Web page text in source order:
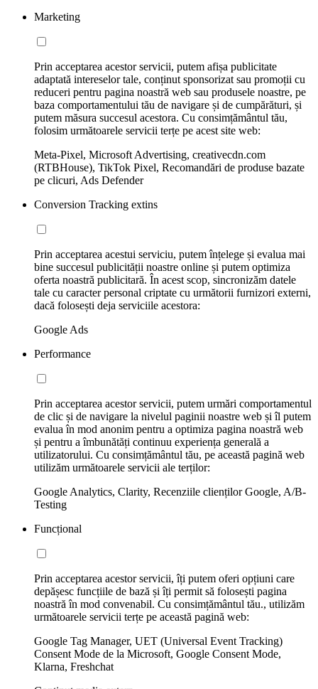
Marketing
Prin acceptarea acestor servicii, putem afișa publicitate
adaptată intereselor tale, conținut sponsorizat sau promoții cu
reduceri pentru pagina noastră web sau produsele noastre, pe
baza comportamentului tău de navigare și de cumpărături, și
putem măsura succesul acestora. Cu consimțământul tău,
folosim următoarele servicii terțe pe acest site web:
Meta-Pixel, Microsoft Advertising, creativecdn.com
(RTBHouse), TikTok Pixel, Recomandări de produse bazate
pe clicuri, Ads Defender
Conversion Tracking extins
Prin acceptarea acestui serviciu, putem înțelege și evalua mai
bine succesul publicității noastre online și putem optimiza
oferta noastră publicitară. În acest scop, sincronizăm datele
tale cu caracter personal criptate cu următorii furnizori externi,
dacă folosești deja serviciile acestora:
Google Ads
Performance
Prin acceptarea acestor servicii, putem urmări comportamentul
de clic și de navigare la nivelul paginii noastre web și îl putem
evalua în mod anonim pentru a optimiza pagina noastră web
și pentru a îmbunătăți continuu experiența generală a
utilizatorului. Cu consimțământul tău, pe această pagină web
utilizăm următoarele servicii ale terților:
Google Analytics, Clarity, Recenziile clienților Google, A/B-
Testing
Funcțional
Prin acceptarea acestor servicii, îți putem oferi opțiuni care
depășesc funcțiile de bază și îți permit să folosești pagina
noastră în mod convenabil. Cu consimțământul tău., utilizăm
următoarele servicii terțe pe această pagină web:
Google Tag Manager, UET (Universal Event Tracking)
Consent Mode de la Microsoft, Google Consent Mode,
Klarna, Freshchat